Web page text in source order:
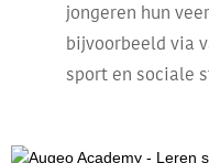
jongeren hun
bijvoorbeeld via
sport en sociale